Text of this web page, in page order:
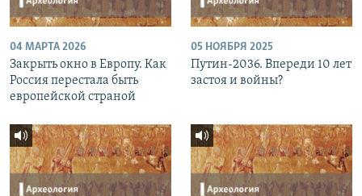
04 МАРТА 2026
Закрыть окно в Европу. Как
Россия перестала быть
европейской страной
05 НОЯБРЯ 2025
Путин-2036. Впереди 10 лет
застоя и войны?